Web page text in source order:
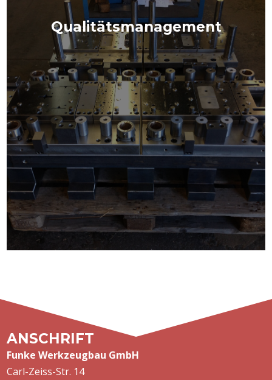
Qualitätsmanagement
ANSCHRIFT
Funke Werkzeugbau GmbH
Carl-Zeiss-Str. 14